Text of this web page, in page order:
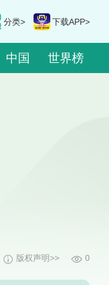
分类> 下载APP>
中国 世界榜
0
版权声明>>